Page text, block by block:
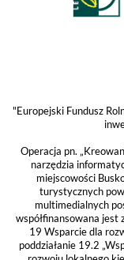
"Europejski Fundusz
Operacja pn.
narzędzia
miejscowości
turystycznych
multimedialnych
współfinansowana jest
19 Wsparcie dla
poddziałanie 19.2